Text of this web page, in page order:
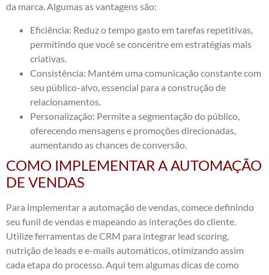
da marca. Algumas as vantagens são:
Eficiência: Reduz o tempo gasto em tarefas repetitivas,
permitindo que você se concentre em estratégias mais
criativas.
Consistência: Mantém uma comunicação constante com
seu público-alvo, essencial para a construção de
relacionamentos.
Personalização: Permite a segmentação do público,
oferecendo mensagens e promoções direcionadas,
aumentando as chances de conversão.
COMO IMPLEMENTAR A AUTOMAÇÃO
DE VENDAS
Para implementar a automação de vendas, comece definindo
seu funil de vendas e mapeando as interações do cliente.
Utilize ferramentas de CRM para integrar lead scoring,
nutrição de leads e e-mails automáticos, otimizando assim
cada etapa do processo. Aqui tem algumas dicas de como